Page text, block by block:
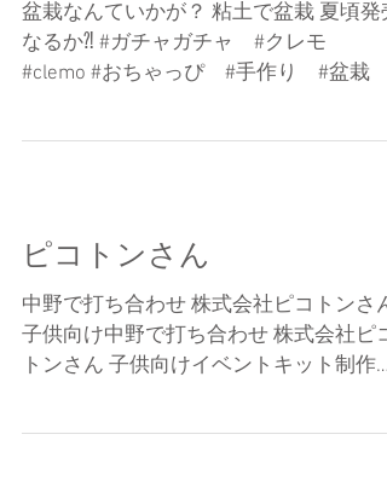
盆栽なんていかが？ 粘土で盆栽 夏頃発
なるか⁈ #ガチャガチャ #クレモ
#clemo #おちゃっぴ #手作り #盆栽 #
ピコトンさん
中野で打ち合わせ 株式会社ピコトンさん
子供向け中野で打ち合わせ 株式会社ピコ
トンさん 子供向けイベントキット制作の
ど なかなかご一緒できなかった。 3時間